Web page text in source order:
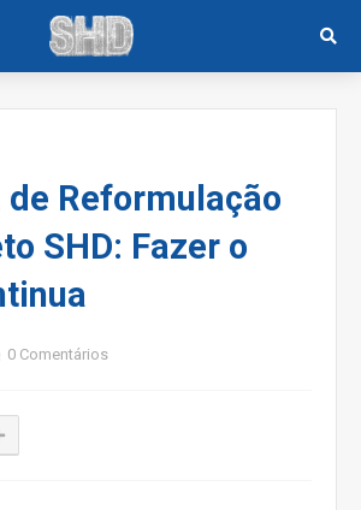
de Reformulação
SHD: Fazer o
0 Comentários